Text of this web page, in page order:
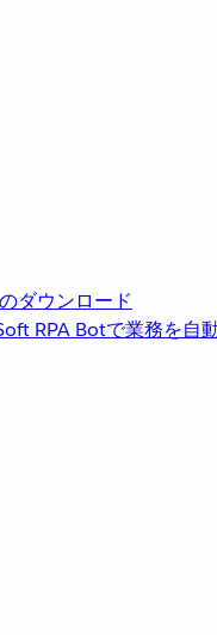
ダウンロード
RPA Botで業務を自